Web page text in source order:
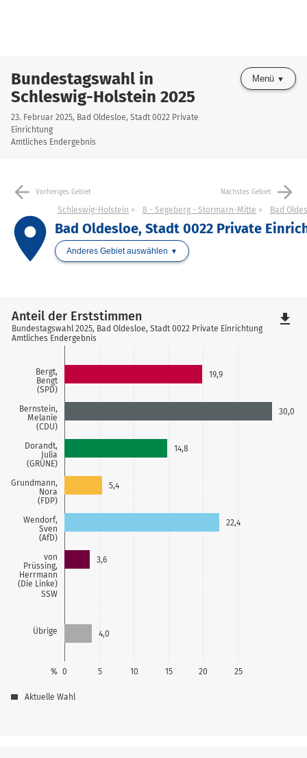
Bundestagswahl in
Schleswig-Holstein 2025
23. Februar 2025, Bad Oldesloe, Stadt 0022 Private
Einrichtung
Amtliches Endergebnis
Menü
arrow_back Vorheriges Gebiet Nächstes Gebiet arrow_forward
place
Schleswig-Holstein 8 - Segeberg - Stormarn-Mitte Bad
Bad Oldesloe, Stadt 0022 Private
Anderes Gebiet auswählen
Bergt,
Bengt
(SPD)
Bernstein,
Melanie
(CDU)
Dorandt,
Julia
(GRÜNE)
Grundmann,
Nora
(FDP)
Wendorf,
Sven
(AfD)
von
Prüssing,
Herrmann
(Die Linke)
SSW
Übrige
0 5 10 15 20 25
%
19,9
30,0
14,8
5,4
22,4
3,6
4,0
Anteil der Erststimmen
Bundestagswahl 2025, Bad Oldesloe, Stadt 0022 Private Einrichtung
Amtliches Endergebnis
Aktuelle Wahl
file_download